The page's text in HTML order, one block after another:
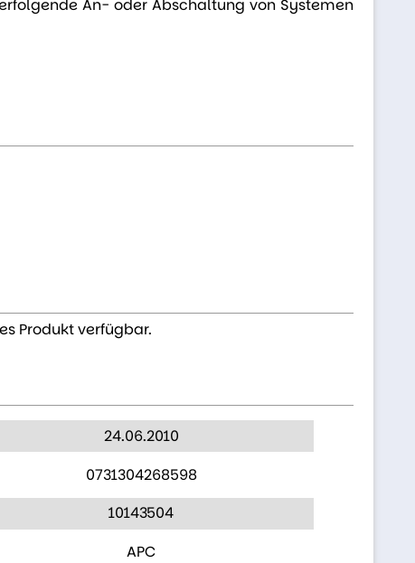
An- oder Abschaltung von Systemen
Produkt verfügbar.
24.06.2010
0731304268598
10143504
APC